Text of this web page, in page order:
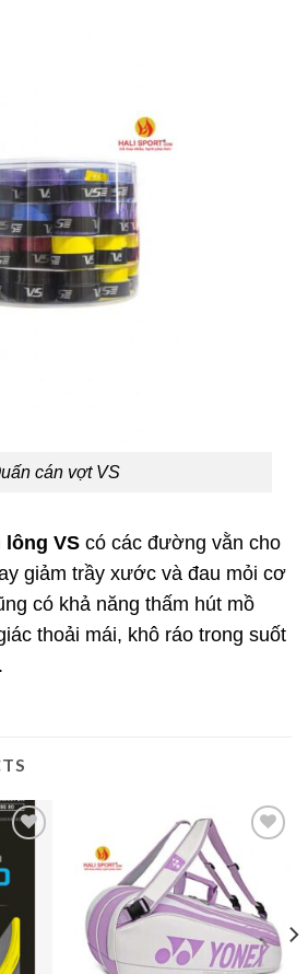
cán vợt VS
lông VS có các đường vằn cho
giảm trầy xước và đau mỏi cơ
có khả năng thấm hút mồ
thoải mái, khô ráo trong suốt
Add to
wishlist